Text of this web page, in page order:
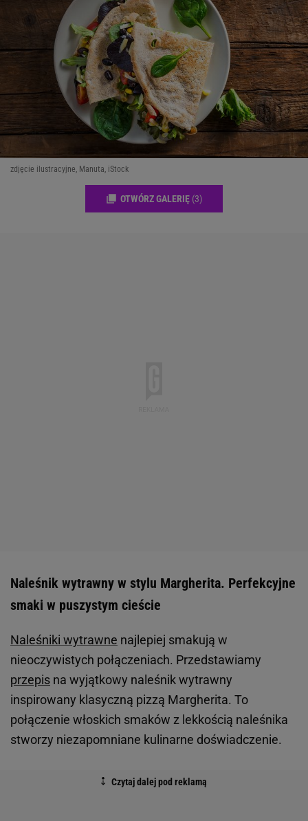
zdjęcie ilustracyjne, Manuta, iStock
OTWÓRZ GALERIĘ (3)
Naleśnik wytrawny w stylu Margherita. Perfekcyjne
smaki w puszystym cieście
Naleśniki wytrawne najlepiej smakują w
nieoczywistych połączeniach. Przedstawiamy
przepis na wyjątkowy naleśnik wytrawny
inspirowany klasyczną pizzą Margherita. To
połączenie włoskich smaków z lekkością naleśnika
stworzy niezapomniane kulinarne doświadczenie.